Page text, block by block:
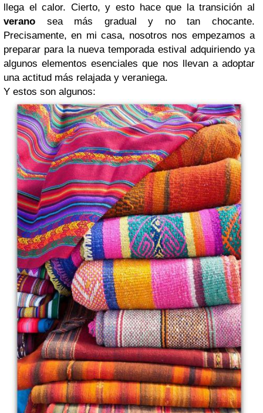
llega el calor. Cierto, y esto hace que la transición al
verano sea más gradual y no tan chocante.
Precisamente, en mi casa, nosotros nos empezamos a
preparar para la nueva temporada estival adquiriendo ya
algunos elementos esenciales que nos llevan a adoptar
una actitud más relajada y veraniega.
Y estos son algunos: